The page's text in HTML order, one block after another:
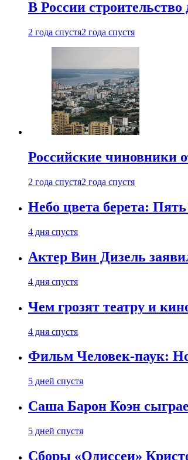
В России строительство
2 года спустя2 года спустя
Российские чиновники
2 года спустя2 года спустя
Небо цвета берета:
4 дня спустя
Актер Вин Дизель
4 дня спустя
Чем грозят театру и
4 дня спустя
Фильм Человек-паук:
5 дней спустя
Саша Барон Коэн
5 дней спустя
Сборы «Одиссеи»